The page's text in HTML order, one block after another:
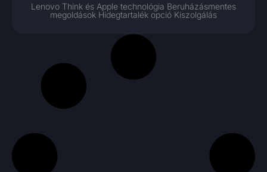
Lenovo Think és Apple technológia Beruházásmentes
megoldások Hidegtartalék opció Kiszolgálás